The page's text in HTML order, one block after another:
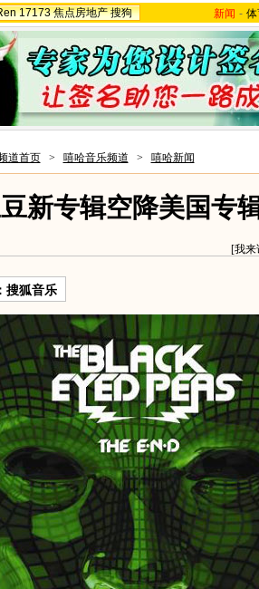
17173 焦点房地产 搜狗 新闻 -
道首页 > 嘻哈音乐频道 > 嘻哈新闻
新专辑空降美国专
[我来
搜狐音乐